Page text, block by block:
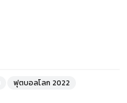
ฟุตบอลโลก 2022